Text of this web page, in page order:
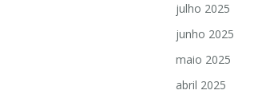
julho 2025
junho 2025
maio 2025
abril 2025